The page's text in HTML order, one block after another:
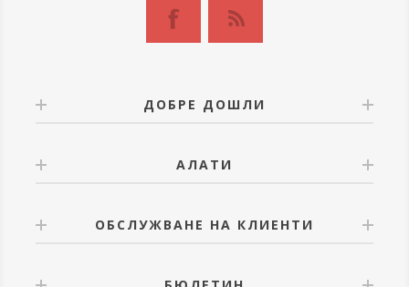
ДОБРЕ ДОШЛИ
АЛАТИ
ОБСЛУЖВАНЕ НА КЛИЕНТИ